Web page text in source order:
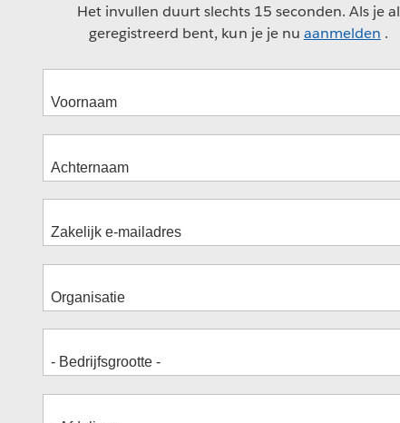
Het invullen duurt slechts 15 seconden. Als je al
geregistreerd bent, kun je je nu aanmelden .